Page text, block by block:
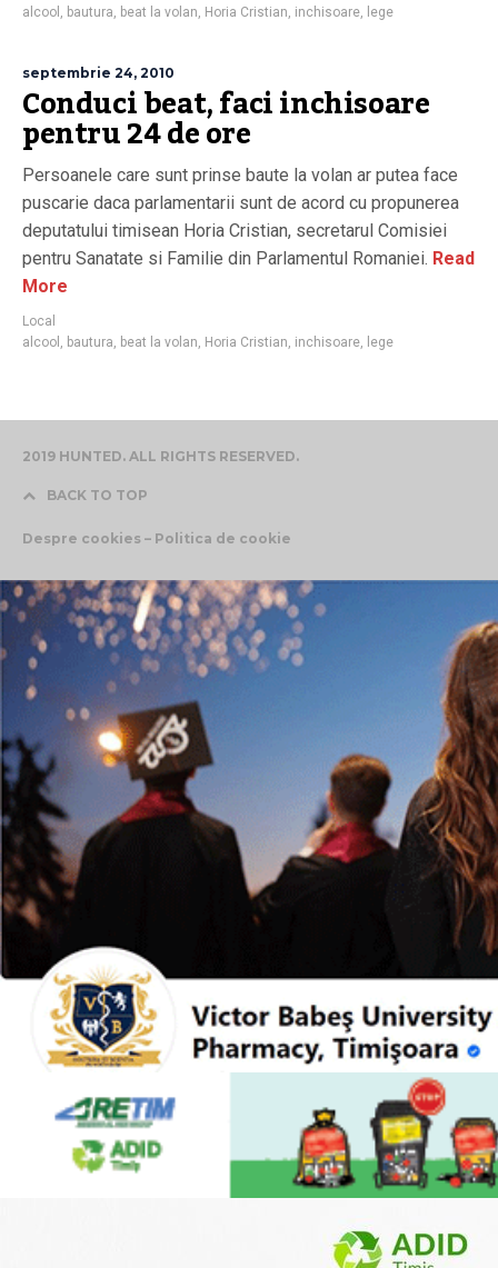
alcool , bautura, beat la volan, Horia Cristian, inchisoare, lege
septembrie 24, 2010
Conduci beat, faci inchisoare
pentru 24 de ore
Persoanele care sunt prinse baute la volan ar putea face
puscarie daca parlamentarii sunt de acord cu propunerea
deputatului timisean Horia Cristian, secretarul Comisiei
pentru Sanatate si Familie din Parlamentul Romaniei. Read
More
Local
alcool , bautura, beat la volan, Horia Cristian, inchisoare, lege
2019 HUNTED. ALL RIGHTS RESERVED.
BACK TO TOP
Despre cookies – Politica de cookie